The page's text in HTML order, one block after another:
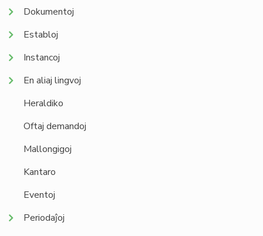
Dokumentoj
Establoj
Instancoj
En aliaj lingvoj
Heraldiko
Oftaj demandoj
Mallongigoj
Kantaro
Eventoj
Periodaĵoj